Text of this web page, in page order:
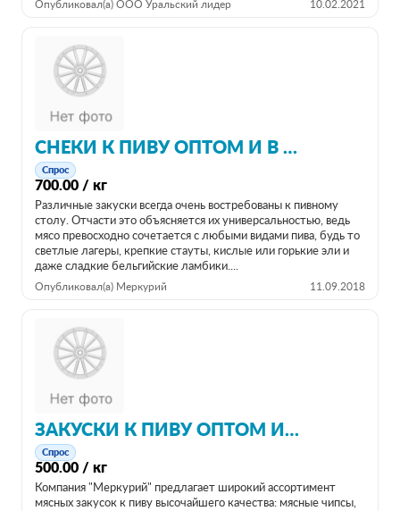
Опубликовал(а) ООО Уральский лидер 10.02.2021
СНЕКИ К ПИВУ ОПТОМ И В РОЗНИЦУ ОТ ПРОИЗВОДИТЕЛЯ
Спрос
700.00 / кг
Различные закуски всегда очень востребованы к пивному
столу. Отчасти это объясняется их универсальностью, ведь
мясо превосходно сочетается с любыми видами пива, будь то
светлые лагеры, крепкие стауты, кислые или горькие эли и
даже сладкие бельгийские ламбики....
Опубликовал(а) Меркурий 11.09.2018
ЗАКУСКИ К ПИВУ ОПТОМ И В РОЗНИЦУ ОТ ПРОИЗВОДИТЕЛЯ
Спрос
500.00 / кг
Компания "Меркурий" предлагает широкий ассортимент
мясных закусок к пиву высочайшего качества: мясные чипсы,